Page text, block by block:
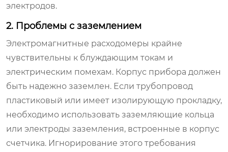
электродов.
2. Проблемы с заземлением
Электромагнитные расходомеры крайне
чувствительны к блуждающим токам и
электрическим помехам. Корпус прибора должен
быть надежно заземлен. Если трубопровод
пластиковый или имеет изолирующую прокладку,
необходимо использовать заземляющие кольца
или электроды заземления, встроенные в корпус
счетчика. Игнорирование этого требования